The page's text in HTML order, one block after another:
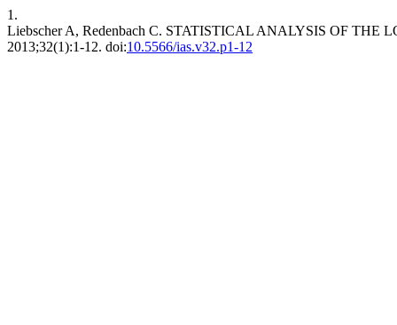
1.
Liebscher A, Redenbach C. STATISTICAL ANALYSIS OF
2013;32(1):1-12. doi:10.5566/ias.v32.p1-12